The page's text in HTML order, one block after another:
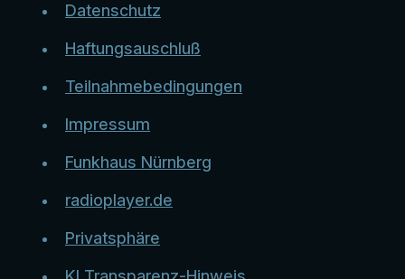
Datenschutz
Haftungsauschluß
Teilnahmebedingungen
Impressum
Funkhaus Nürnberg
radioplayer.de
Privatsphäre